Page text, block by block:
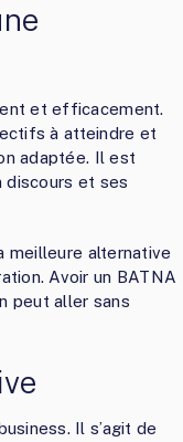
et efficacement.
à atteindre et
adaptée. Il est
discours et ses
meilleure alternative
Avoir un BATNA
peut aller sans
Il s’agit de